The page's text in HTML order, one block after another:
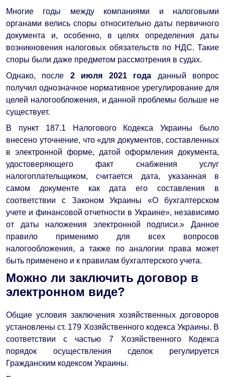
Многие годы между компаниями и налоговыми
органами велись споры относительно даты первичного
документа и, особенно, в целях определения даты
возникновения налоговых обязательств по НДС. Такие
споры были даже предметом рассмотрения в судах.
Однако, после 2 июля 2021 года данный вопрос
получил однозначное нормативное урегулирование для
целей налогообложения, и данной проблемы больше не
существует.
В пункт 187.1 Налогового Кодекса Украины было
внесено уточнение, что «для документов, составленных
в электронной форме, датой оформления документа,
удостоверяющего факт снабжения услуг
налогоплательщиком, считается дата, указанная в
самом документе как дата его составления в
соответствии с Законом Украины «О бухгалтерском
учете и финансовой отчетности в Украине», независимо
от даты наложения электронной подписи.» Данное
правило применимо для всех вопросов
налогообложения, а также по аналогии права может
быть применено и к правилам бухгалтерского учета.
Можно ли заключить договор в
электронном виде?
Общие условия заключения хозяйственных договоров
установлены ст. 179 Хозяйственного кодекса Украины. В
соответствии с частью 7 Хозяйственного Кодекса
порядок осуществления сделок регулируется
Гражданским кодексом Украины.